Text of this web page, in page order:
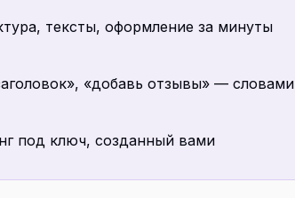
тексты, оформление за минуты
«добавь отзывы» — словами
под ключ, созданный вами